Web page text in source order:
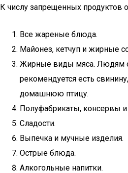
К числу запрещенных продуктов
Все жареные блюда.
Майонез, кетчуп и жирные
Жирные виды мяса. Людям с
рекомендуется есть
домашнюю птицу.
Полуфабрикаты, консервы и
Сладости.
Выпечка и мучные изделия.
Острые блюда.
Алкогольные напитки.